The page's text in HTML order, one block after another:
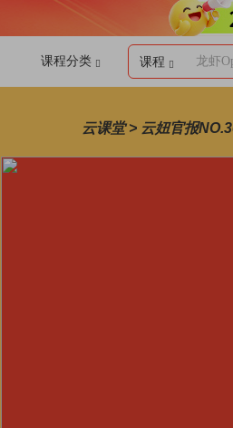
课程分类 课程 龙虾
云课堂 > 云妞官报